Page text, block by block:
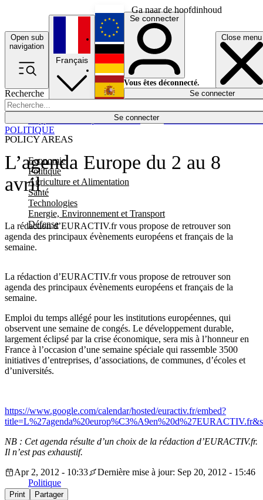
Ga naar de hoofdinhoud
Open sub
navigation
Close menu
Recherche
Se connecter
POLICY AREAS
Economie
Politique
Agriculture et Alimentation
Santé
Technologies
Energie, Environnement et Transport
Défense
Économie
Français
English
Deutsch
Español
Se connecter
Vous êtes déconnecté.
Se connecter
L’agenda Europe du 2 au 8
avril
La rédaction d’EURACTIV.fr vous propose de retrouver son
agenda des principaux évènements européens et français de la
semaine.
POLITIQUE
La rédaction d’EURACTIV.fr vous propose de retrouver son
agenda des principaux évènements européens et français de la
semaine.
Emploi du temps allégé pour les institutions européennes, qui
observent une semaine de congés. Le développement durable,
largement éclipsé par la crise économique, sera mis à l’honneur en
France à l’occasion d’une semaine spéciale qui rassemble 3500
initiatives d’entreprises, d’associations, de communes, d’écoles et
d’universités.
https://www.google.com/calendar/hosted/euractiv.fr/embed?
NB : Cet agenda résulte d’un choix de la rédaction d’EURACTIV.fr.
Il n’est pas exhaustif.
Apr 2, 2012 - 10:33
Dernière mise à jour: Sep 20, 2012 - 15:46
Politique
Print Partager